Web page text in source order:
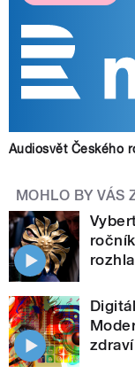
Audiosvět Českého
MOHLO BY VÁS